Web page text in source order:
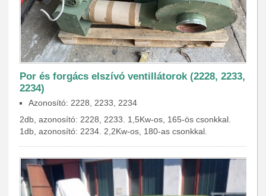
Por és forgács elszívó ventillátorok (2228, 2233,
2234)
Azonosító: 2228, 2233, 2234
2db, azonosító: 2228, 2233. 1,5Kw-os, 165-ös csonkkal.
1db, azonosító: 2234. 2,2Kw-os, 180-as csonkkal.